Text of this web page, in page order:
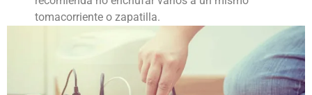
tomacorriente o zapatilla.